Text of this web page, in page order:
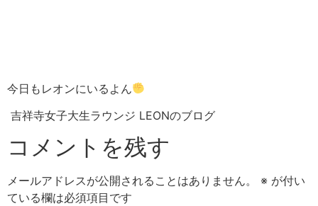
今日もレオンにいるよん
吉祥寺女子大生ラウンジ LEONのブログ
コメントを残す
メールアドレスが公開されることはありません。 ※ が付い
ている欄は必須項目です